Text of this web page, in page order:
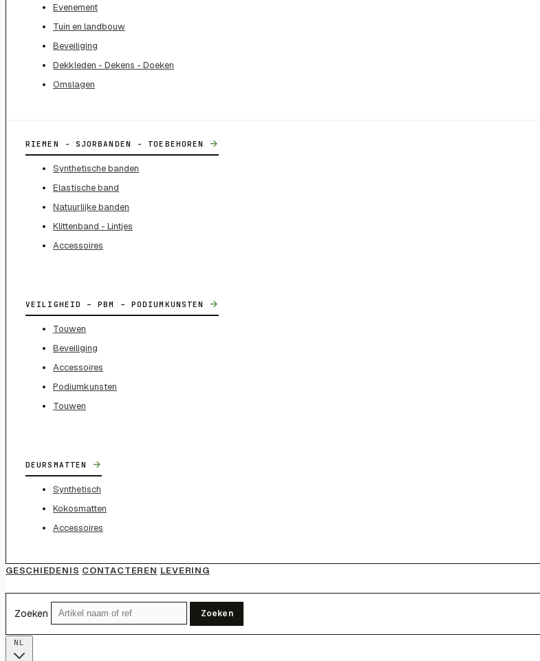
Evenement
Tuin en landbouw
Beveiliging
Dekkleden - Dekens - Doeken
Omslagen
RIEMEN - SJORBANDEN - TOEBEHOREN →
Synthetische banden
Elastische band
Natuurlijke banden
Klittenband - Lintjes
Accessoires
VEILIGHEID – PBM – PODIUMKUNSTEN →
Touwen
Beveiliging
Accessoires
Podiumkunsten
Touwen
DEURSMATTEN →
Synthetisch
Kokosmatten
Accessoires
GESCHIEDENIS CONTACTEREN LEVERING
Zoeken Zoeken